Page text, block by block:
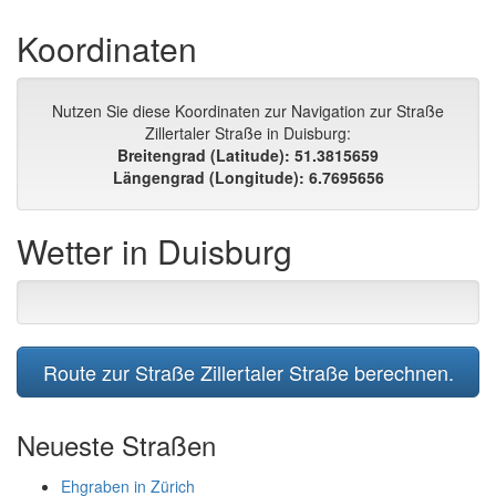
Koordinaten
Nutzen Sie diese Koordinaten zur Navigation zur Straße
Zillertaler Straße in Duisburg:
Breitengrad (Latitude): 51.3815659
Längengrad (Longitude): 6.7695656
Wetter in Duisburg
Route zur Straße Zillertaler Straße berechnen.
Neueste Straßen
Ehgraben in Zürich